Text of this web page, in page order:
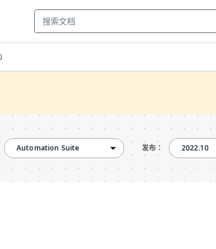
Automation Suite 发布： 2022.102022.10